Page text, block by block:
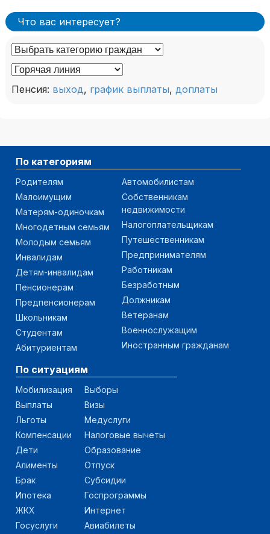
Что вас интересует?
Пенсия: выход, график выплаты, доплаты
По категориям
Родителям
Малоимущим
Матерям-одиночкам
Многодетным семьям
Молодым семьям
Инвалидам
Детям-инвалидам
Пенсионерам
Предпенсионерам
Школьникам
Студентам
Абитуриентам
Автомобилистам
Собственникам
недвижимости
Налогоплательщикам
Путешественникам
Предпринимателям
Работникам
Безработным
Должникам
Ветеранам
Военнослужащим
Иностранным гражданам
По ситуациям
Мобилизация
Выплаты
Льготы
Компенсации
Дети
Алименты
Брак
Ипотека
ЖКХ
Госуслуги
Выборы
Визы
Медуслуги
Налоговые вычеты
Образование
Отпуск
Субсидии
Госпрограммы
Интернет
Авиабилеты